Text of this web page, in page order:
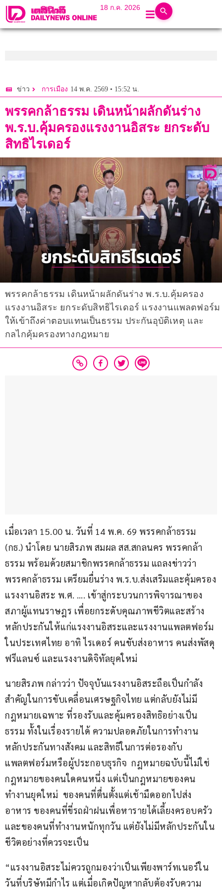
18 ก.ค. 2026
ข่าว การเมือง 14 พ.ค. 2569 • 15:52 น.
พรรคกล้าธรรม เดินหน้าผลักดันร่าง
พ.ร.บ.คุ้มครองแรงงานอิสระ ยกระดับ
สิทธิไรเดอร์
พรรคกล้าธรรม เดินหน้าผลักดันร่าง พ.ร.บ.คุ้มครอง
แรงงานอิสระ ยกระดับสิทธิไรเดอร์ แรงงานแพลตฟอร์ม
ให้เข้าถึงค่าตอบแทนเป็นธรรม ประกันอุบัติเหตุ และ
กลไกคุ้มครองทางกฎหมาย
เมื่อเวลา 15.00 น. วันที่ 14 พ.ค. 69 พรรคกล้าธรรม
(กธ.) นำโดย นายสิรภพ สมผล สส.สกลนคร พรรคกล้า
ธรรม พร้อมด้วยสมาชิกพรรคกล้าธรรม แถลงข่าวว่า
พรรคกล้าธรรม เตรียมยื่นร่าง พ.ร.บ.ส่งเสริมและคุ้มครอง
แรงงานอิสระ พ.ศ. …. เข้าสู่กระบวนการพิจารณาของ
สภาผู้แทนราษฎร เพื่อยกระดับคุณภาพชีวิตและสร้าง
หลักประกันให้แก่แรงงานอิสระและแรงงานแพลตฟอร์ม
ในประเทศไทย อาทิ ไรเดอร์ คนขับส่งอาหาร คนส่งพัสดุ
ฟรีแลนซ์ และแรงงานดิจิทัลยุคใหม่
นายสิรภพ กล่าวว่า ปัจจุบันแรงงานอิสระถือเป็นกำลัง
สำคัญในการขับเคลื่อนเศรษฐกิจไทย แต่กลับยังไม่มี
กฎหมายเฉพาะ ที่รองรับและคุ้มครองสิทธิอย่างเป็น
ธรรม ทั้งในเรื่องรายได้ ความปลอดภัยในการทำงาน
หลักประกันทางสังคม และสิทธิในการต่อรองกับ
แพลตฟอร์มหรือผู้ประกอบธุรกิจ  กฎหมายฉบับนี้ไม่ใช่
กฎหมายของคนใดคนหนึ่ง แต่เป็นกฎหมายของคน
ทำงานยุคใหม่  ของคนที่ตื่นตั้งแต่เช้ามืดออกไปส่ง
อาหาร ของคนที่ขี่รถฝ่าฝนเพื่อหารายได้เลี้ยงครอบครัว
และของคนที่ทำงานหนักทุกวัน แต่ยังไม่มีหลักประกันใน
ชีวิตอย่างที่ควรจะเป็น
“แรงงานอิสระไม่ควรถูกมองว่าเป็นเพียงพาร์ทเนอร์ใน
วันที่บริษัทมีกำไร แต่เมื่อเกิดปัญหากลับต้องรับความ